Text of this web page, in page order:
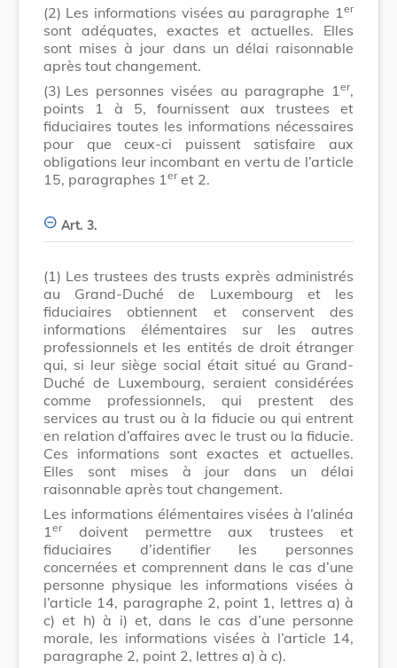
(2) Les informations visées au paragraphe 1 er
sont adéquates, exactes et actuelles. Elles
sont mises à jour dans un délai raisonnable
après tout changement.
(3) Les personnes visées au paragraphe 1 er,
points 1 à 5, fournissent aux trustees et
fiduciaires toutes les informations nécessaires
pour que ceux-ci puissent satisfaire aux
obligations leur incombant en vertu de l’article
15, paragraphes 1 eret 2.
Art. 3.
(1) Les trustees des trusts exprès administrés
au Grand-Duché de Luxembourg et les
fiduciaires obtiennent et conservent des
informations élémentaires sur les autres
professionnels et les entités de droit étranger
qui, si leur siège social était situé au Grand-
Duché de Luxembourg, seraient considérées
comme professionnels, qui prestent des
services au trust ou à la fiducie ou qui entrent
en relation d’affaires avec le trust ou la fiducie.
Ces informations sont exactes et actuelles.
Elles sont mises à jour dans un délai
raisonnable après tout changement.
Les informations élémentaires visées à l’alinéa
1 erdoivent permettre aux trustees et
fiduciaires d’identifier les personnes
concernées et comprennent dans le cas d’une
personne physique les informations visées à
l’article 14, paragraphe 2, point 1, lettres a) à
c) et h) à i) et, dans le cas d’une personne
morale, les informations visées à l’article 14,
paragraphe 2, point 2, lettres a) à c).